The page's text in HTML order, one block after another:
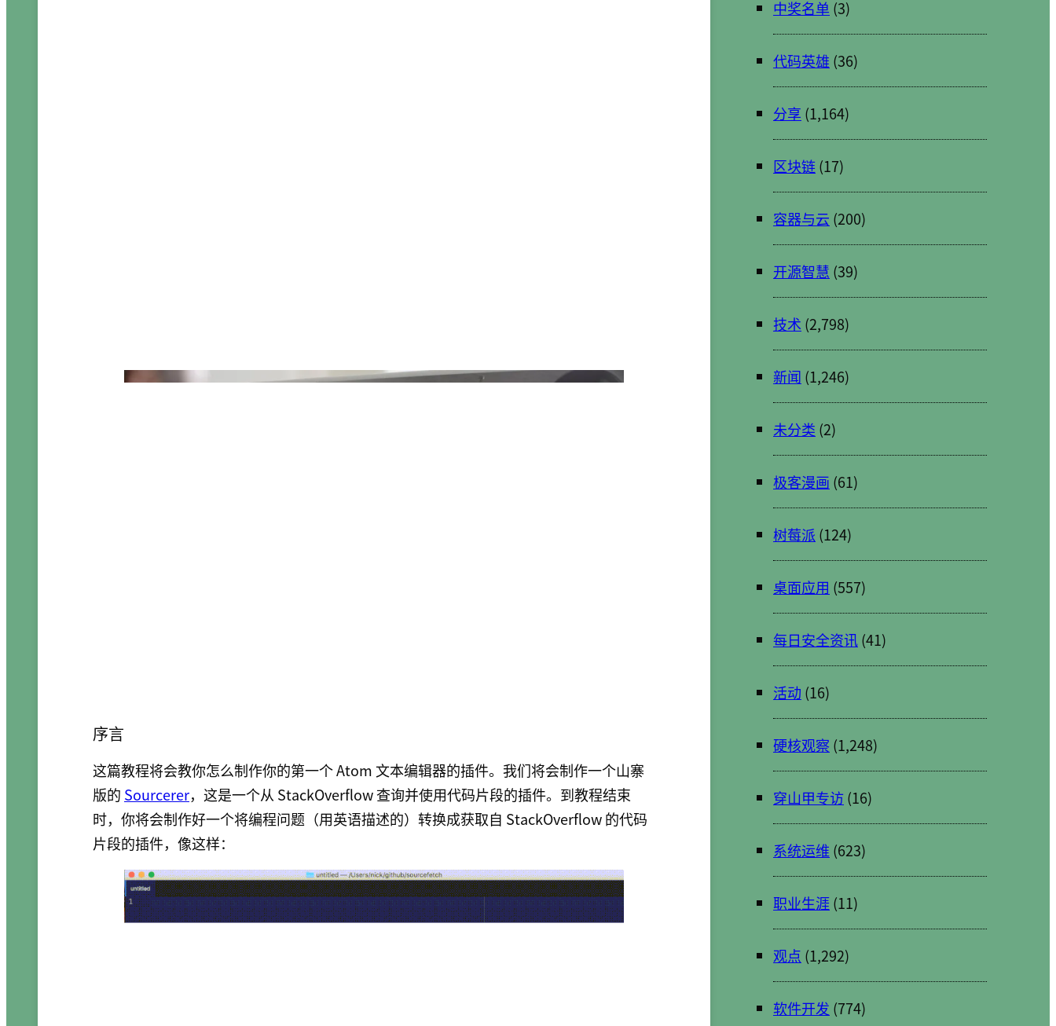
序言
这篇教程将会教你怎么制作你的第一个 Atom 文本编辑器的插件。我们将会制作一个山寨
版的 Sourcerer，这是一个从 StackOverflow 查询并使用代码片段的插件。到教程结束
时，你将会制作好一个将编程问题（用英语描述的）转换成获取自 StackOverflow 的代码
片段的插件，像这样：
中奖名单 (3)
代码英雄 (36)
分享 (1,164)
区块链(17)
容器与云 (200)
开源智慧 (39)
技术 (2,798)
新闻 (1,246)
未分类 (2)
极客漫画 (61)
树莓派 (124)
桌面应用 (557)
每日安全资讯(41)
活动 (16)
硬核观察 (1,248)
穿山甲专访(16)
系统运维(623)
职业生涯(11)
观点 (1,292)
软件开发 (774)